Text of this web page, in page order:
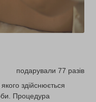
подарували 77 разів
здійснюється
Процедура